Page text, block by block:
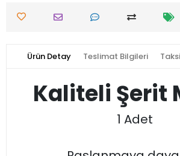
Ürün Detay Teslimat Bilgileri
Kaliteli Şerit
1 Adet